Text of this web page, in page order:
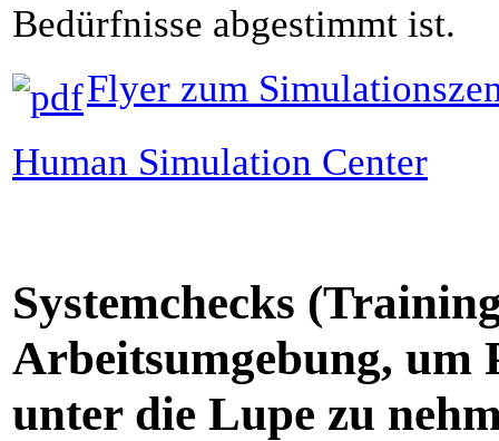
Bedürfnisse abgestimmt ist.
Flyer zum
Human Simulation Center
Systemchecks
Arbeitsumgebung, um
unter die Lupe zu